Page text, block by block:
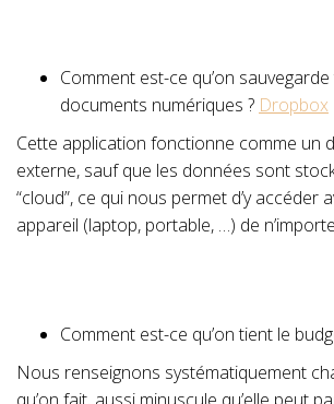
Comment est-ce qu’on
documents numériques ? Dropbox
Cette application fonctionne comme un
externe, sauf que les données sont
“cloud”, ce qui nous permet d’y accéder
appareil (laptop, portable, …) de
Comment est-ce qu’on tient le
Nous renseignons systématiquement